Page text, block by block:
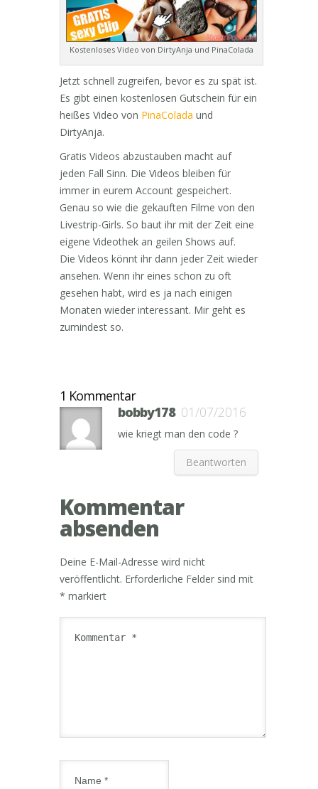
Kostenloses Video von DirtyAnja und PinaColada
Jetzt schnell zugreifen, bevor es zu spät ist.
Es gibt einen kostenlosen Gutschein für ein
heißes Video von PinaColada und
DirtyAnja.
Gratis Videos abzustauben macht auf
jeden Fall Sinn. Die Videos bleiben für
immer in eurem Account gespeichert.
Genau so wie die gekauften Filme von den
Livestrip-Girls. So baut ihr mit der Zeit eine
eigene Videothek an geilen Shows auf.
Die Videos könnt ihr dann jeder Zeit wieder
ansehen. Wenn ihr eines schon zu oft
gesehen habt, wird es ja nach einigen
Monaten wieder interessant. Mir geht es
zumindest so.
1 Kommentar
bobby178 01/07/2016
wie kriegt man den code ?
Beantworten
Kommentar
absenden
Deine E-Mail-Adresse wird nicht
veröffentlicht. Erforderliche Felder sind mit
* markiert